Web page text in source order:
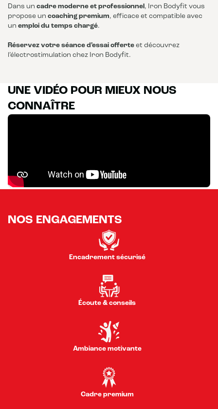
Dans un cadre moderne et professionnel , Iron Bodyfit vous
propose un coaching premium, efficace et compatible avec
un emploi du temps chargé.
Réservez votre séance d’essai offerte et découvrez
l’électrostimulation chez Iron Bodyfit.
UNE VIDÉO POUR MIEUX NOUS
CONNAÎTRE
NOS ENGAGEMENTS
Encadrement sécurisé
Écoute & conseils
Ambiance motivante
Cadre premium